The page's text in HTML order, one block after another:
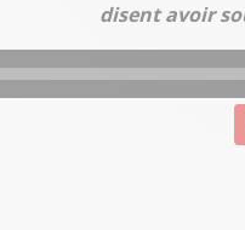
disent avoir